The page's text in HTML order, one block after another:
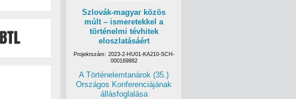
Szlovák-magyar közös
múlt – ismeretekkel a
történelmi tévhitek
eloszlatásáért
Projektszám: 2023-2-HU01-KA210-SCH-
000169882
A Történelemtanárok (35.)
Országos Konferenciájának
állásfoglalása